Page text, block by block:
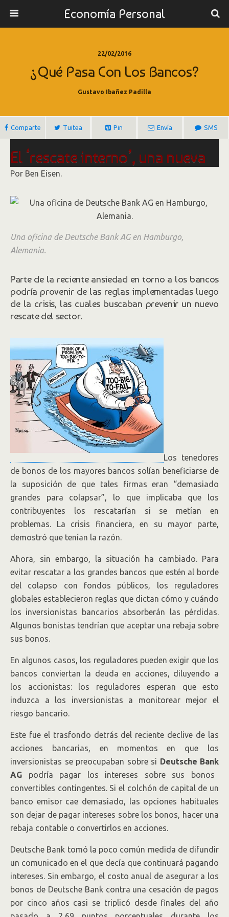
Economía Personal
22/02/2016
¿Qué Pasa Con Los Bancos?
Gustavo Ibañez Padilla
Comparte Tuitea Pin Envía SMS
El ‘rescate interno’, una nueva
preocupación para los
inversionistas bancarios
Por Ben Eisen.
Una oficina de Deutsche Bank AG en Hamburgo,
Alemania.
Parte de la reciente ansiedad en torno a los bancos
podría provenir de las reglas implementadas luego
de la crisis, las cuales buscaban prevenir un nuevo
rescate del sector.
Los tenedores
de bonos de los mayores bancos solían beneficiarse de
la suposición de que tales firmas eran “demasiado
grandes para colapsar”, lo que implicaba que los
contribuyentes los rescatarían si se metían en
problemas. La crisis financiera, en su mayor parte,
demostró que tenían la razón.
Ahora, sin embargo, la situación ha cambiado. Para
evitar rescatar a los grandes bancos que estén al borde
del colapso con fondos públicos, los reguladores
globales establecieron reglas que dictan cómo y cuándo
los inversionistas bancarios absorberán las pérdidas.
Algunos bonistas tendrían que aceptar una rebaja sobre
sus bonos.
En algunos casos, los reguladores pueden exigir que los
bancos conviertan la deuda en acciones, diluyendo a
los accionistas: los reguladores esperan que esto
induzca a los inversionistas a monitorear mejor el
riesgo bancario.
Este fue el trasfondo detrás del reciente declive de las
acciones bancarias, en momentos en que los
inversionistas se preocupaban sobre si Deutsche Bank
AG podría pagar los intereses sobre sus bonos
convertibles contingentes. Si el colchón de capital de un
banco emisor cae demasiado, las opciones habituales
son dejar de pagar intereses sobre los bonos, hacer una
rebaja contable o convertirlos en acciones.
Deutsche Bank tomó la poco común medida de difundir
un comunicado en el que decía que continuará pagando
intereses. Sin embargo, el costo anual de asegurar a los
bonos de Deutsche Bank contra una cesación de pagos
por cinco años casi se triplicó desde finales del año